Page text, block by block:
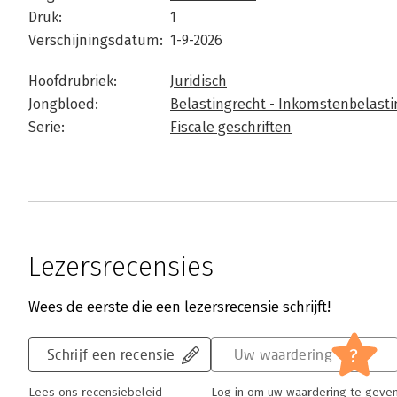
Druk:
1
Verschijningsdatum: 1-9-2026
Hoofdrubriek:
Juridisch
Jongbloed:
Belastingrecht -
Serie:
Fiscale geschriften
Lezersrecensies
Wees de eerste die een lezersrecensie schrijft!
Schrijf een recensie
Lees ons recensiebeleid
Uw waardering ?
Log in om uw waardering te